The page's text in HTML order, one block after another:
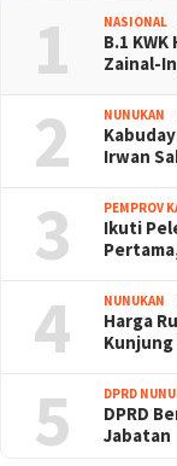
1 NASIONAL
B.1
Zainal-
2 NUNUKAN
Irwan
3 PEMPROV
Ikuti
4 NUNUKAN
Harga
5 DPRD
DPRD
Jabatan